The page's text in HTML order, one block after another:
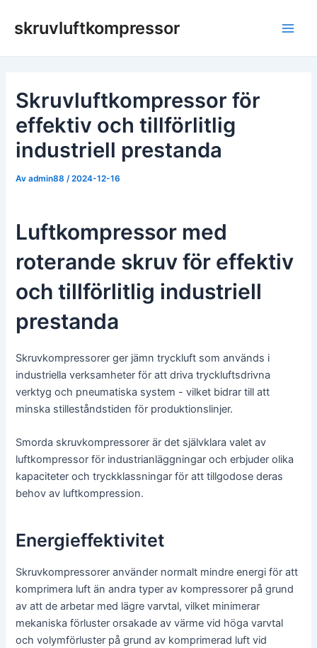
skruvluftkompressor
Skruvluftkompressor för
effektiv och tillförlitlig
industriell prestanda
Av admin88 /2024-12-16
Luftkompressor med
roterande skruv för effektiv
och tillförlitlig industriell
prestanda
Skruvkompressorer ger jämn tryckluft som används i
industriella verksamheter för att driva tryckluftsdrivna
verktyg och pneumatiska system - vilket bidrar till att
minska stilleståndstiden för produktionslinjer.
Smorda skruvkompressorer är det självklara valet av
luftkompressor för industrianläggningar och erbjuder olika
kapaciteter och tryckklassningar för att tillgodose deras
behov av luftkompression.
Energieffektivitet
Skruvkompressorer använder normalt mindre energi för att
komprimera luft än andra typer av kompressorer på grund
av att de arbetar med lägre varvtal, vilket minimerar
mekaniska förluster orsakade av värme vid höga varvtal
och volymförluster på grund av komprimerad luft vid